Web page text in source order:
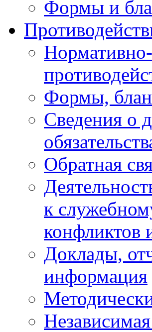
Формы и
Формы,
Сведения о
Обратная
к
конфликтов
Доклады,
информация